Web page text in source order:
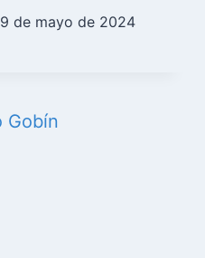
9 de mayo de 2024